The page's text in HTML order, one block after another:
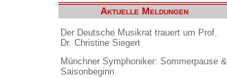
Aktuelle Meldungen
Der Deutsche Musikrat trauert um Prof.
Dr. Christine Siegert
Münchner Symphoniker: Sommerpause &
Saisonbeginn